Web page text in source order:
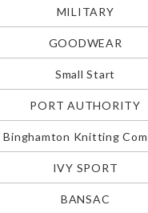
MILITARY
GOODWEAR
Small Start
PORT AUTHORITY
IVY SPORT
BANSAC